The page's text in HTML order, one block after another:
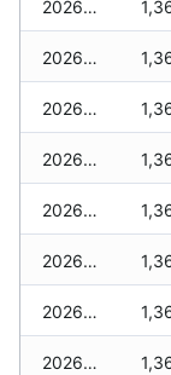
2026-05-12
2026-05-09
2026-05-08
2026-05-07
2026-05-06
2026-05-05
2026-05-04
2026-05-03